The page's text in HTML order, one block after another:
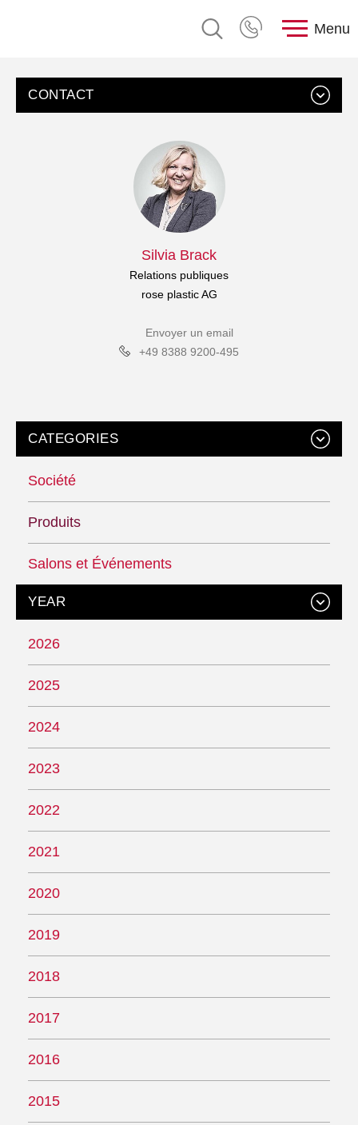
Menu
CONTACT
Silvia Brack
Relations publiques
rose plastic AG
Envoyer un email
+49 8388 9200-495
CATEGORIES
Société
Produits
Salons et Événements
YEAR
2026
2025
2024
2023
2022
2021
2020
2019
2018
2017
2016
2015